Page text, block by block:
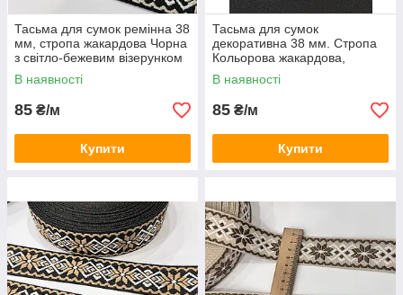
Тасьма для сумок ремінна 38
мм, стропа жакардова Чорна
з світло-бежевим візерунком
В наявності
85 ₴/м
Купити
Тасьма для сумок
декоративна 38 мм. Стропа
Кольорова жакардова,
Чорно-сіра
В наявності
85 ₴/м
Купити